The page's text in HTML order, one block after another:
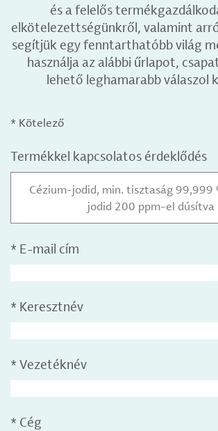
és a felelős
elkötelezettségünkről, valamint
segítjük egy fenntarthatóbb világ
használja az alábbi űrlapot,
lehető leghamarabb válaszol
* Kötelező
Termékkel kapcsolatos érdeklődés
Cézium-jodid, min. tisztaság 99,999
jodid 200 ppm-el dúsítva
* E-mail cím
* Keresztnév
* Vezetéknév
* Cég